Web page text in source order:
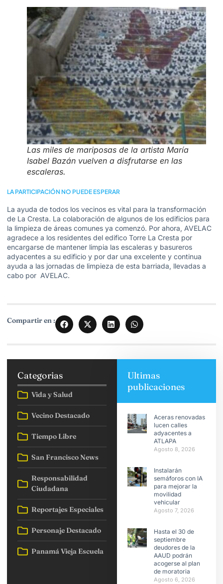
Las miles de mariposas de la artista María
Isabel Bazán vuelven a disfrutarse en las
escaleras.
LA PARTICIPACIÓN NO PUEDE ESPERAR
La ayuda de todos los vecinos es vital para la transformación
de La Cresta. La colaboración de algunos de los edificios para
la limpieza de áreas comunes ya comenzó. Por ahora, AVELAC
agradece a los residentes del edifico Torre La Cresta por
encargarse de mantener limpia las escaleras y basureros
adyacentes a su edificio y por dar una excelente y continua
ayuda a las jornadas de limpieza de esta barriada, llevadas a
cabo por AVELAC.
Compartir en :
Categorias
Vida y Salud
Vecino Destacado
Tiempo Libre
San Francisco News
Responsabilidad
Ciudadana
Reportajes Especiales
Personaje Destacado
Panamá Vieja Escuela
Ultimas
publicaciones
Aceras renovadas
lucen calles
adyacentes a
ATLAPA
Agosto 8, 2026
Instalarán
semáforos con IA
para mejorar la
movilidad
vehicular
Agosto 7, 2026
Hasta el 30 de
septiembre
deudores de la
AAUD podrán
acogerse al plan
de moratoria
Agosto 6, 2026